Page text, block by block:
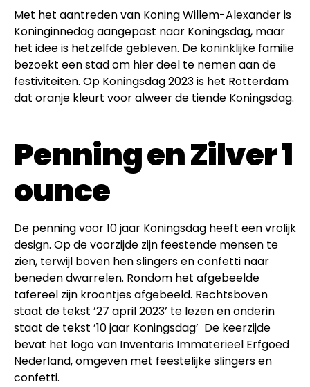
Met het aantreden van Koning Willem-Alexander is
Koninginnedag aangepast naar Koningsdag, maar
het idee is hetzelfde gebleven. De koninklijke familie
bezoekt een stad om hier deel te nemen aan de
festiviteiten. Op Koningsdag 2023 is het Rotterdam
dat oranje kleurt voor alweer de tiende Koningsdag.
Penning en Zilver 1
ounce
De penning voor 10 jaar Koningsdag heeft een vrolijk
design. Op de voorzijde zijn feestende mensen te
zien, terwijl boven hen slingers en confetti naar
beneden dwarrelen. Rondom het afgebeelde
tafereel zijn kroontjes afgebeeld. Rechtsboven
staat de tekst ’27 april 2023’ te lezen en onderin
staat de tekst ’10 jaar Koningsdag’ De keerzijde
bevat het logo van Inventaris Immaterieel Erfgoed
Nederland, omgeven met feestelijke slingers en
confetti.